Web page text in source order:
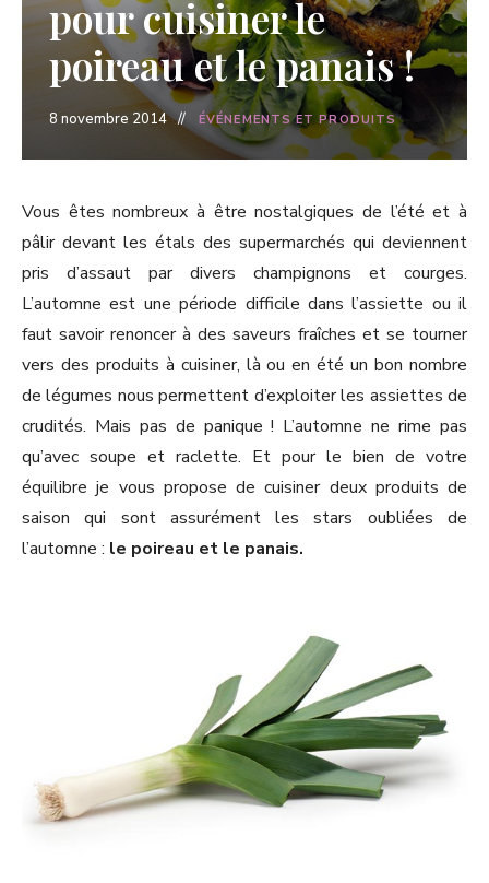
pour cuisiner le
poireau et le panais !
8 novembre 2014 ÉVÉNEMENTS ET PRODUITS
Vous êtes nombreux à être nostalgiques de l’été et à
pâlir devant les étals des supermarchés qui deviennent
pris d’assaut par divers champignons et courges.
L’automne est une période difficile dans l’assiette ou il
faut savoir renoncer à des saveurs fraîches et se tourner
vers des produits à cuisiner, là ou en été un bon nombre
de légumes nous permettent d’exploiter les assiettes de
crudités. Mais pas de panique ! L’automne ne rime pas
qu’avec soupe et raclette. Et pour le bien de votre
équilibre je vous propose de cuisiner deux produits de
saison qui sont assurément les stars oubliées de
l’automne : le poireau et le panais.